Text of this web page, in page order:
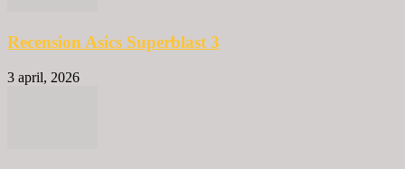
Recension Asics Superblast 3
3 april, 2026